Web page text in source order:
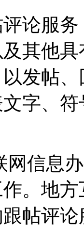
论服
其他
发帖
字、
网信息
。地
帖评